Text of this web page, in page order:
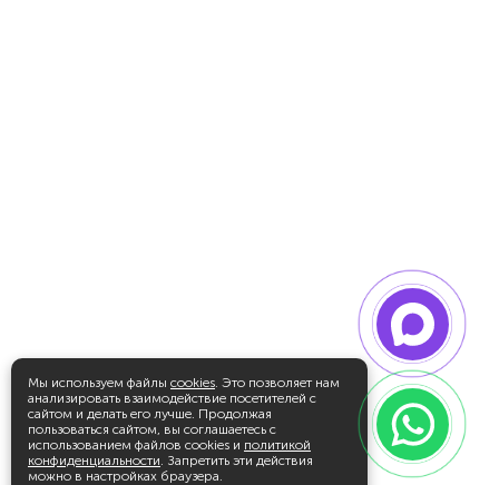
Мы используем файлы cookies. Это позволяет нам
анализировать взаимодействие посетителей с
сайтом и делать его лучше. Продолжая
пользоваться сайтом, вы соглашаетесь с
использованием файлов cookies и политикой
конфиденциальности. Запретить эти действия
можно в настройках браузера.